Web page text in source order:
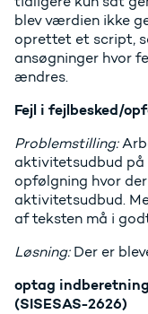
blev værdien ikke
oprettet et script,
ansøgninger hvor
ændres.
Fejl i fejlbesked/
Problemstilling:
aktivitetsudbud på
opfølgning hvor
aktivitetsudbud.
af teksten må i
Løsning:Der er
optag
(SISESAS-2626)